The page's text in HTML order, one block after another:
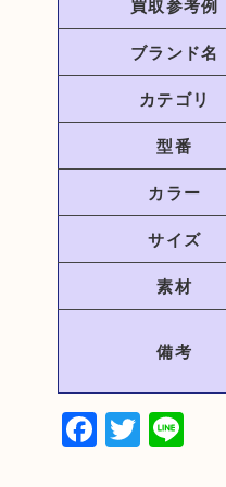
買取参考例
ブランド名
カテゴリ
型番
カラー
サイズ
素材
備考
Facebook
Twitter
Line